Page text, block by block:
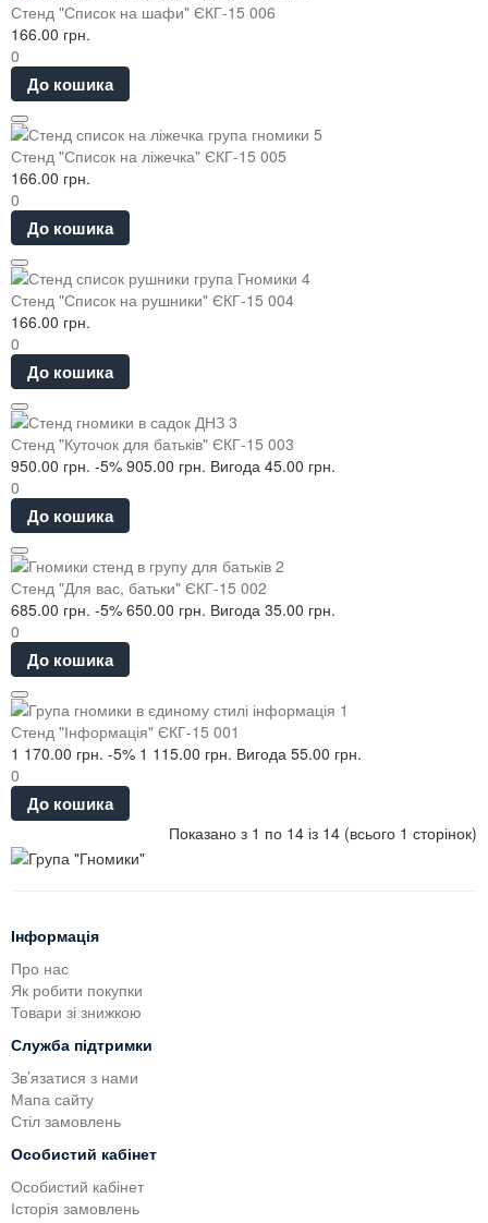
Стенд "Список на шафи" ЄКГ-15 006
166.00 грн.
0
До кошика
Стенд "Список на ліжечка" ЄКГ-15 005
166.00 грн.
0
До кошика
Стенд "Список на рушники" ЄКГ-15 004
166.00 грн.
0
До кошика
Стенд "Куточок для батьків" ЄКГ-15 003
950.00 грн. -5% 905.00 грн. Вигода 45.00 грн.
0
До кошика
Стенд "Для вас, батьки" ЄКГ-15 002
685.00 грн. -5% 650.00 грн. Вигода 35.00 грн.
0
До кошика
Стенд "Інформація" ЄКГ-15 001
1 170.00 грн. -5% 1 115.00 грн. Вигода 55.00 грн.
0
До кошика
Показано з 1 по 14 із 14 (всього 1 сторінок)
Інформація
Про нас
Як робити покупки
Товари зі знижкою
Служба підтримки
Зв’язатися з нами
Мапа сайту
Стіл замовлень
Особистий кабінет
Особистий кабінет
Історія замовлень